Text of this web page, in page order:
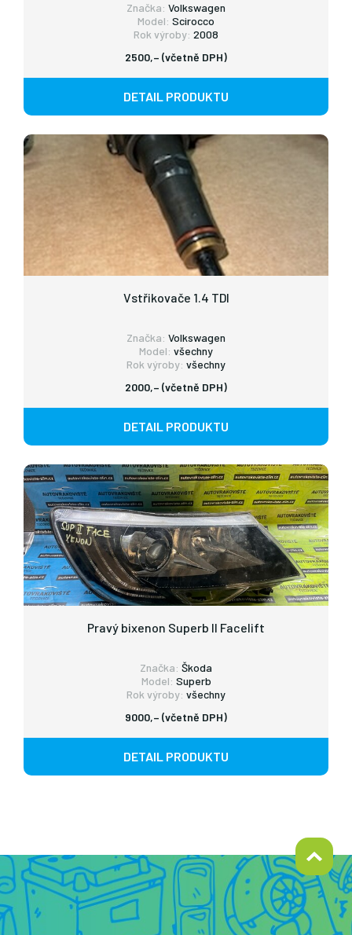
Značka: Volkswagen
Model: Scirocco
Rok výroby: 2008
2500,– (včetně DPH)
DETAIL PRODUKTU
Vstřikovače 1.4 TDI
Značka: Volkswagen
Model: všechny
Rok výroby: všechny
2000,– (včetně DPH)
DETAIL PRODUKTU
Pravý bixenon Superb II Facelift
Značka: Škoda
Model: Superb
Rok výroby: všechny
9000,– (včetně DPH)
DETAIL PRODUKTU